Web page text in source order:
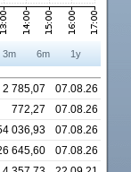
3m 6m 1y
2 785,07
07.08.26
772,27
07.08.26
036,93
07.08.26
645,60
07.08.26